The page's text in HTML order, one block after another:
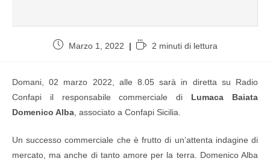
Marzo 1, 2022 2 minuti di lettura
Domani, 02 marzo 2022, alle 8.05 sarà in diretta su Radio
Confapi il responsabile commerciale di Lumaca Baiata
Domenico Alba , associato a Confapi Sicilia.
Un successo commerciale che è frutto di un’attenta indagine di
mercato, ma anche di tanto amore per la terra. Domenico Alba